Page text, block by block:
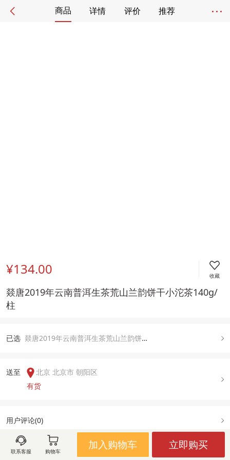
商品 详情 评价 推荐
¥134.00 收藏
燚唐2019年云南普洱生茶荒山兰韵饼干小沱茶140g/
柱
已选 燚唐2019年云南普洱生茶荒山兰韵饼干小沱茶140g/柱, 140g/柱
送至
北京 北京市 朝阳区
有货
用户评论(0)
联系客服 购物车
加入购物车 立即购买